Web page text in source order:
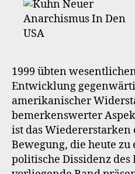
1999 übten
Entwicklung
amerikanischer
bemerkenswerter
ist das
Bewegung, die heute
politische Dissidenz